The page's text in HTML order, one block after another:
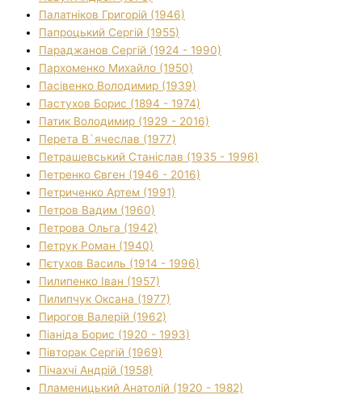
Палатніков Григорій (1946)
Папроцький Сергій (1955)
Параджанов Сергій (1924 - 1990)
Пархоменко Михайло (1950)
Пасівенко Володимир (1939)
Пастухов Борис (1894 - 1974)
Патик Володимир (1929 - 2016)
Перета В`ячеслав (1977)
Петрашевський Станіслав (1935 - 1996)
Петренко Євген (1946 - 2016)
Петриченко Артем (1991)
Петров Вадим (1960)
Петрова Ольга (1942)
Петрук Роман (1940)
Пєтухов Василь (1914 - 1996)
Пилипенко Іван (1957)
Пилипчук Оксана (1977)
Пирогов Валерій (1962)
Піаніда Борис (1920 - 1993)
Півторак Сергій (1969)
Пічахчі Андрій (1958)
Пламеницький Анатолій (1920 - 1982)